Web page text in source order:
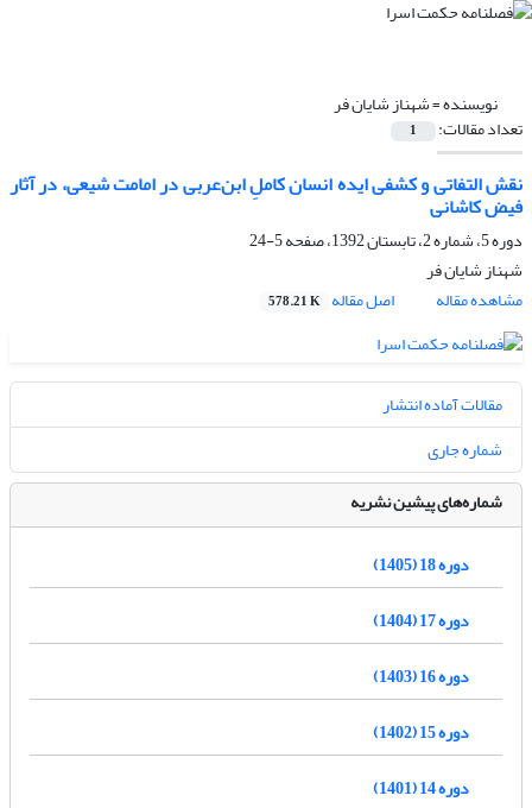
نویسنده =شهناز شایان فر
تعداد مقالات: 1
نقش التفاتی و کشفی ایده انسان کاملِ ابن‌‌‌‌‌عربی در امامت شیعی، در آثار
فیض کاشانی
دوره 5، شماره 2، تابستان 1392، صفحه
5-24
شهناز شایان فر
مشاهده مقاله
اصل مقاله 578.21 K
مقالات آماده انتشار
شماره جاری
شماره‌های پیشین نشریه
دوره 18 (1405)
دوره 17 (1404)
دوره 16 (1403)
دوره 15 (1402)
دوره 14 (1401)